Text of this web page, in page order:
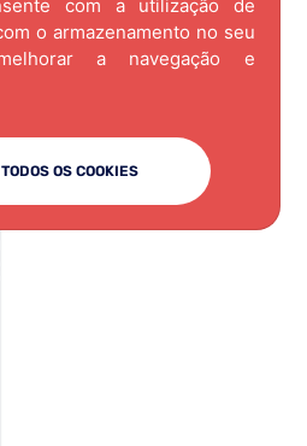
com a utilização de
o armazenamento no seu
a navegação e
OS COOKIES